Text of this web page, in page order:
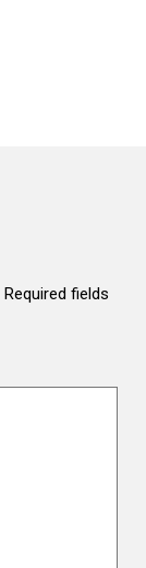
Required fields